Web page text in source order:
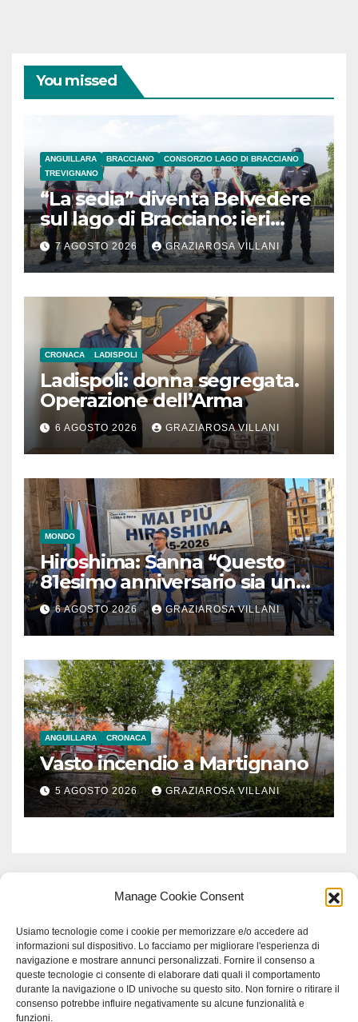
Manage Cookie Consent
Usiamo tecnologie come i cookie per memorizzare e/o accedere ad
informazioni sul dispositivo. Lo facciamo per migliorare l'esperienza di
navigazione e mostrare annunci personalizzati. Fornire il consenso a
queste tecnologie ci consente di elaborare dati quali il comportamento
durante la navigazione o ID univoche su questo sito. Non fornire o ritirare il
consenso potrebbe influire negativamente su alcune funzionalità e
funzioni.
You missed
ANGUILLARA BRACCIANO
CONSORZIO LAGO DI BRACCIANO
TREVIGNANO
“La sedia” diventa Belvedere
sul lago di Bracciano: ieri
l’inaugurazione
7 AGOSTO 2026 GRAZIAROSA VILLANI
CRONACA LADISPOLI
Ladispoli: donna segregata.
Operazione dell’Arma
6 AGOSTO 2026 GRAZIAROSA VILLANI
MONDO
Hiroshima: Sanna “Questo
81esimo anniversario sia un
monito per tutti”
6 AGOSTO 2026 GRAZIAROSA VILLANI
ANGUILLARA CRONACA
Vasto incendio a Martignano
5 AGOSTO 2026 GRAZIAROSA VILLANI